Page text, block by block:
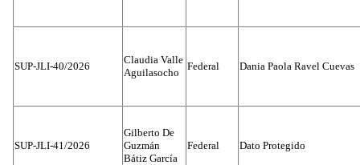
SUP-JLI-40/2026
Claudia Valle
Aguilasocho
Federal Dania Paola Ravel Cuevas
SUP-JLI-41/2026
Gilberto De
Guzmán
Bátiz García
Federal Dato Protegido